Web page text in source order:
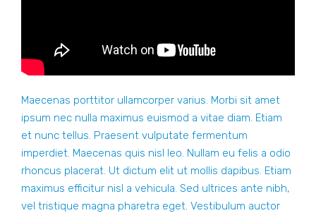
Maecenas porttitor ullamcorper varius. Morbi sit amet
ipsum nec nulla maximus euismod a vitae diam. Etiam
et nunc tellus. Praesent vulputate fermentum
imperdiet. Maecenas quis nisl leo. Nullam eu felis a odio
rhoncus placerat. Ut dictum elit ut mollis dapibus. Etiam
maximus efficitur nisl a vehicula. Sed ultrices ante nibh,
vel tristique magna pharetra eget. Vestibulum auctor